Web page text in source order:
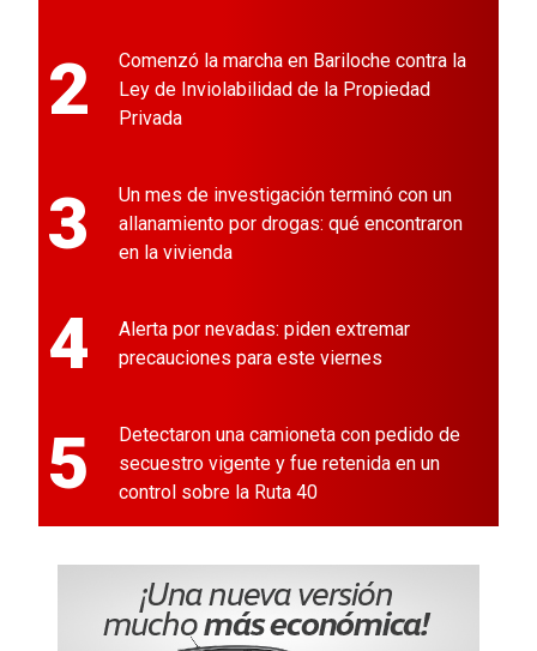
2
Comenzó la marcha en Bariloche contra la
Ley de Inviolabilidad de la Propiedad
Privada
3
Un mes de investigación terminó con un
allanamiento por drogas: qué encontraron
en la vivienda
4
Alerta por nevadas: piden extremar
precauciones para este viernes
5
Detectaron una camioneta con pedido de
secuestro vigente y fue retenida en un
control sobre la Ruta 40